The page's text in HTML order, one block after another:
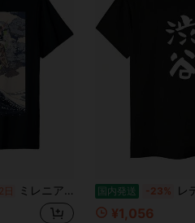
ミレニアムファルコン 宇宙波 ポスター Tシャツ 国内発送 -23% レディースシャツ渋谷
¥1,056